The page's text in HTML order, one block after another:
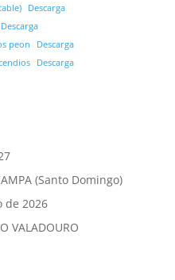
Descarga
Descarga
peon
Descarga
Descarga
(Santo Domingo)
de 2026
VALADOURO